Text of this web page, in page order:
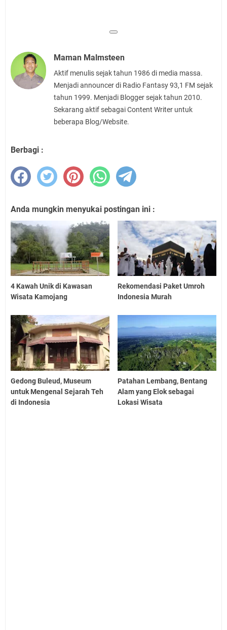
Maman Malmsteen
Aktif menulis sejak tahun 1986 di media massa.
Menjadi announcer di Radio Fantasy 93,1 FM sejak
tahun 1999. Menjadi Blogger sejak tahun 2010.
Sekarang aktif sebagai Content Writer untuk
beberapa Blog/Website.
Berbagi :
Anda mungkin menyukai postingan ini :
4 Kawah Unik di Kawasan
Wisata Kamojang
Rekomendasi Paket Umroh
Indonesia Murah
Gedong Buleud, Museum
untuk Mengenal Sejarah Teh
di Indonesia
Patahan Lembang, Bentang
Alam yang Elok sebagai
Lokasi Wisata